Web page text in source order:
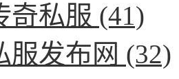
奇私服 (41)
服发布网 (32)